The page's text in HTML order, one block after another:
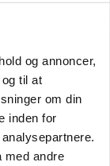
og annoncer,
til at
om din
inden for
med andre